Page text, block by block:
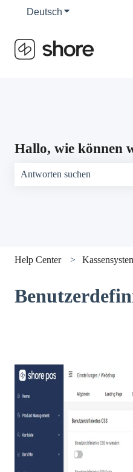
Deutsch Untermenü für
Hallo, wie können
Help Center